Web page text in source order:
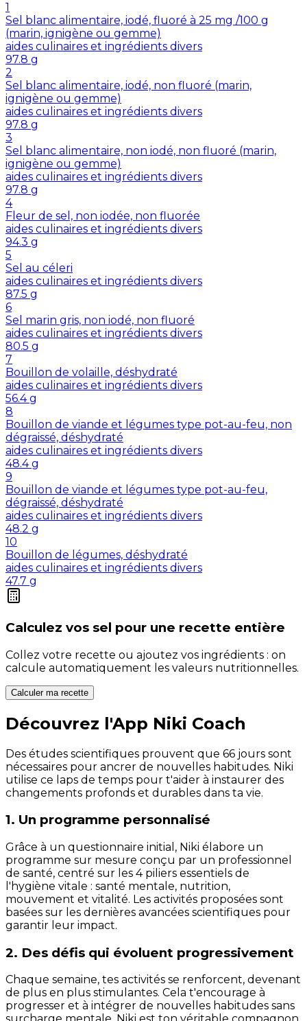
1
Sel blanc alimentaire, iodé, fluoré à 25 mg /100 g
(marin, ignigène ou gemme)
aides culinaires et ingrédients divers
97.8 g
2
Sel blanc alimentaire, iodé, non fluoré (marin,
ignigène ou gemme)
aides culinaires et ingrédients divers
97.8 g
3
Sel blanc alimentaire, non iodé, non fluoré (marin,
ignigène ou gemme)
aides culinaires et ingrédients divers
97.8 g
4
Fleur de sel, non iodée, non fluorée
aides culinaires et ingrédients divers
94.3 g
5
Sel au céleri
aides culinaires et ingrédients divers
87.5 g
6
Sel marin gris, non iodé, non fluoré
aides culinaires et ingrédients divers
80.5 g
7
Bouillon de volaille, déshydraté
aides culinaires et ingrédients divers
56.4 g
8
Bouillon de viande et légumes type pot-au-feu, non
dégraissé, déshydraté
aides culinaires et ingrédients divers
48.4 g
9
Bouillon de viande et légumes type pot-au-feu,
dégraissé, déshydraté
aides culinaires et ingrédients divers
48.2 g
10
Bouillon de légumes, déshydraté
aides culinaires et ingrédients divers
47.7 g
Calculez vos sel pour une recette entière
Collez votre recette ou ajoutez vos ingrédients : on
calcule automatiquement les valeurs nutritionnelles.
Calculer ma recette
Découvrez l'App Niki Coach
Des études scientifiques prouvent que 66 jours sont
nécessaires pour ancrer de nouvelles habitudes. Niki
utilise ce laps de temps pour t'aider à instaurer des
changements profonds et durables dans ta vie.
1. Un programme personnalisé
Grâce à un questionnaire initial, Niki élabore un
programme sur mesure conçu par un professionnel
de santé, centré sur les 4 piliers essentiels de
l'hygiène vitale : santé mentale, nutrition,
mouvement et vitalité. Les activités proposées sont
basées sur les dernières avancées scientifiques pour
garantir leur impact.
2. Des défis qui évoluent progressivement
Chaque semaine, tes activités se renforcent, devenant
de plus en plus stimulantes. Cela t'encourage à
progresser et à intégrer de nouvelles habitudes sans